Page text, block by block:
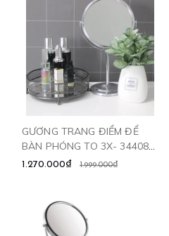
GƯƠNG TRANG ĐIỂM ĐỂ
BÀN PHÓNG TO 3X- 34408
CLEANMAX
1.270.000₫ 1.999.000₫